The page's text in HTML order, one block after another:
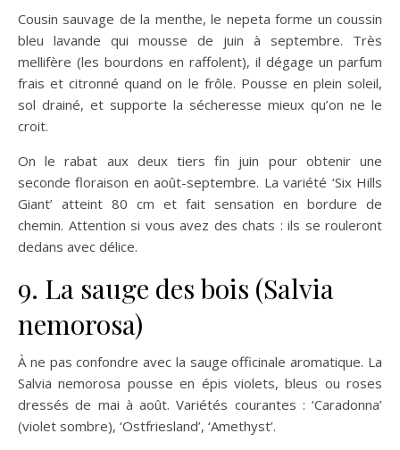
Cousin sauvage de la menthe, le nepeta forme un coussin
bleu lavande qui mousse de juin à septembre. Très
mellifère (les bourdons en raffolent), il dégage un parfum
frais et citronné quand on le frôle. Pousse en plein soleil,
sol drainé, et supporte la sécheresse mieux qu’on ne le
croit.
On le rabat aux deux tiers fin juin pour obtenir une
seconde floraison en août-septembre. La variété ‘Six Hills
Giant’ atteint 80 cm et fait sensation en bordure de
chemin. Attention si vous avez des chats : ils se rouleront
dedans avec délice.
9. La sauge des bois (Salvia
nemorosa)
À ne pas confondre avec la sauge officinale aromatique. La
Salvia nemorosa pousse en épis violets, bleus ou roses
dressés de mai à août. Variétés courantes : ‘Caradonna’
(violet sombre), ‘Ostfriesland’, ‘Amethyst’.